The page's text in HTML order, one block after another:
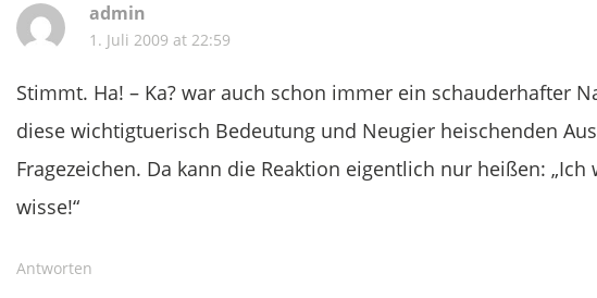
admin
1. Juli 2009 at 22:59
Stimmt. Ha! – Ka? war auch schon immer ein schauderhafter
diese wichtigtuerisch Bedeutung und Neugier heischenden
Fragezeichen. Da kann die Reaktion eigentlich nur heißen: „Ich
wisse!“
Antworten